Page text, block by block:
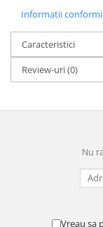
Informatii
Caracteristici
Review-uri(0)
Nu
Vreau sa